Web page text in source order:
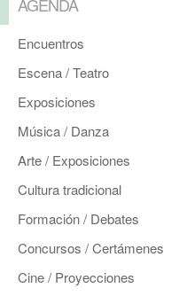
Encuentros
Escena / Teatro
Exposiciones
Música / Danza
Arte / Exposiciones
Cultura tradicional
Formación / Debates
Concursos / Certámenes
Cine / Proyecciones